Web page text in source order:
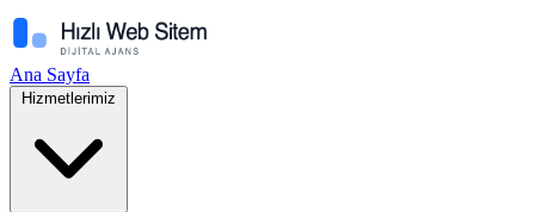
Ana Sayfa
Hizmetlerimiz